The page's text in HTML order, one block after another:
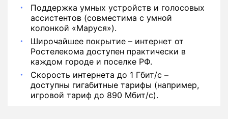
Поддержка умных устройств и голосовых
ассистентов (совместима с умной
колонкой «Маруся»).
Широчайшее покрытие – интернет от
Ростелекома доступен практически в
каждом городе и поселке РФ.
Скорость интернета до 1 Гбит/с –
доступны гигабитные тарифы (например,
игровой тариф до 890 Мбит/с).